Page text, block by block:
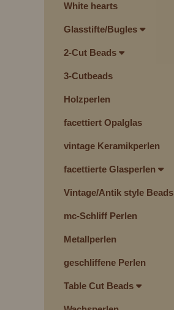
White hearts
Glasstifte/Bugles
2-Cut Beads
3-Cutbeads
Holzperlen
facettiert Opalglas
vintage Keramikperlen
facettierte Glasperlen
Vintage/Antik style Beads
mc-Schliff Perlen
Metallperlen
geschliffene Perlen
Table Cut Beads